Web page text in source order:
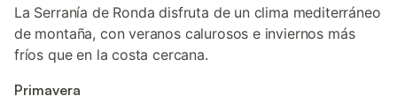
La Serranía de Ronda disfruta de un clima mediterráneo
de montaña, con veranos calurosos e inviernos más
fríos que en la costa cercana.
Primavera